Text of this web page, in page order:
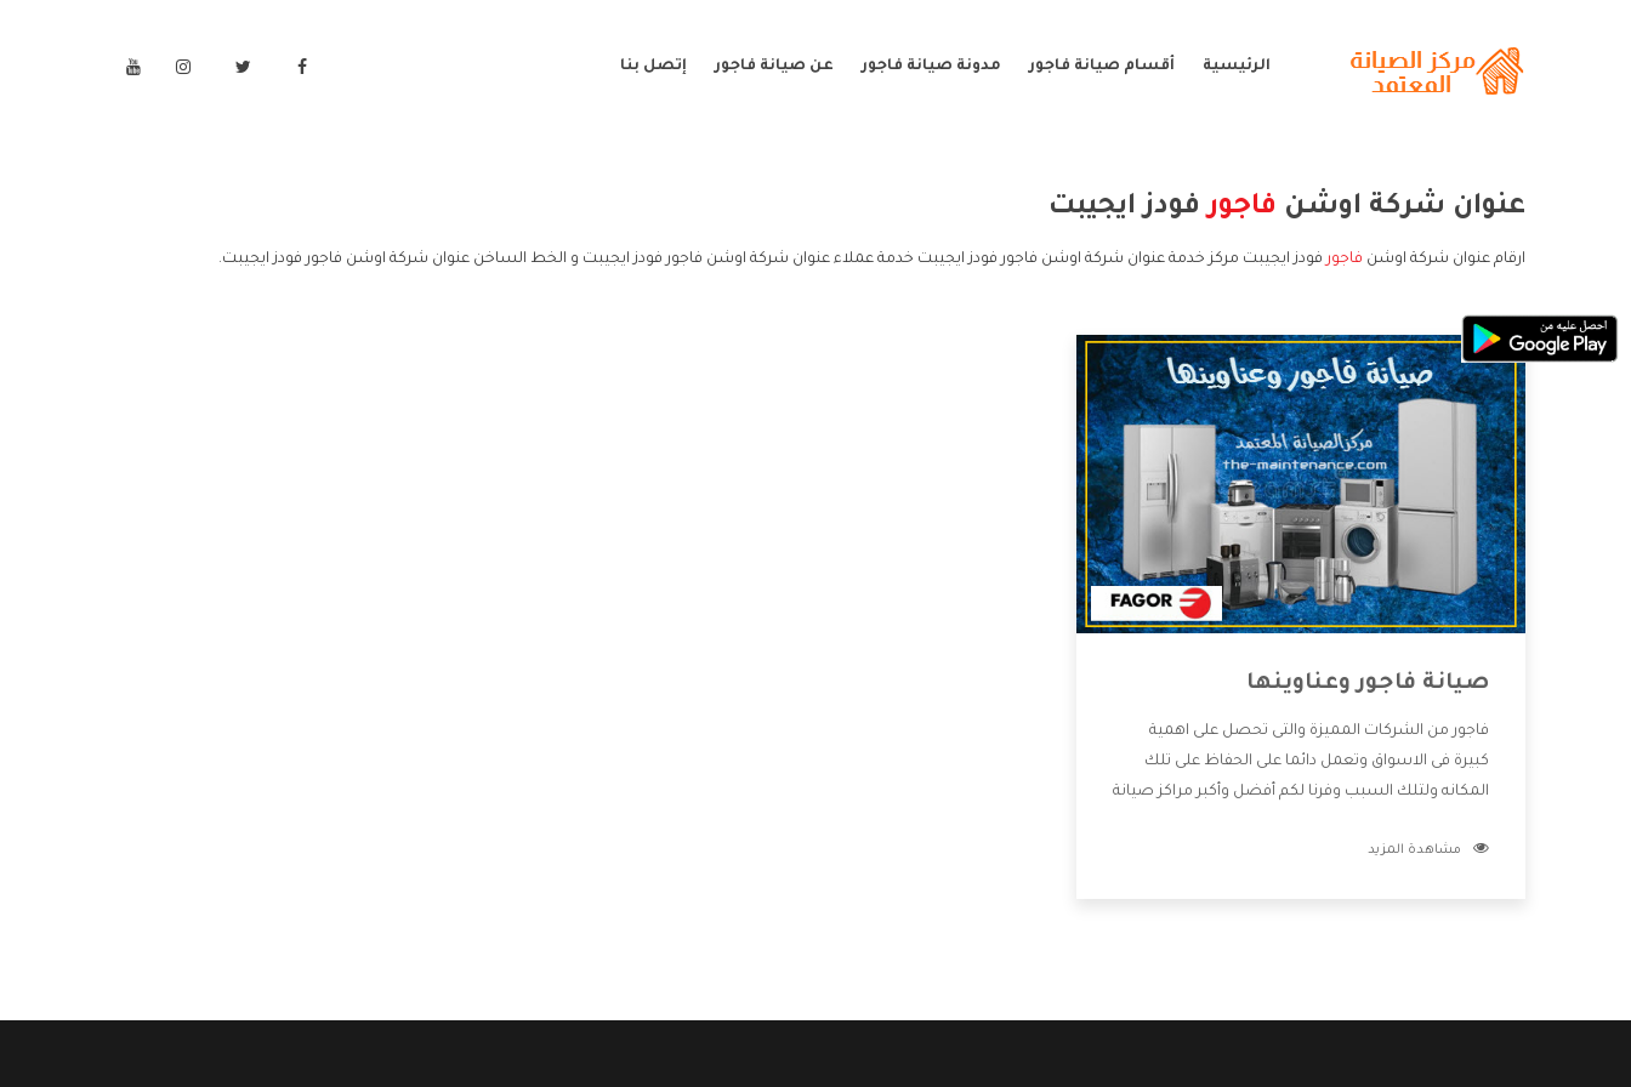
الرئيسية أقسام صيانة فاجور مدونة صيانة فاجور عن صيانة فاجور إتصل بنا
عنوان شركة اوشن فاجورفودز ايجيبت
ارقام عنوان شركة اوشن فاجور فودز ايجيبت مركز خدمة عنوان شركة اوشن فاجور فودز ايجيبت خدمة عملاء عنوان شركة اوشن فاجور فودز ايجيبت و الخط الساخن عنوان شركة اوشن فاجور فودز ايجيبت.
صيانة فاجور وعناوينها
فاجور من الشركات المميزة والتى تحصل على اهمية
كبيرة فى الاسواق وتعمل دائما على الحفاظ على تلك
المكانه ولتلك السبب وفرنا لكم أفضل وأكبر مراكز صيانة
ويستطيع القيام بتصليح جميع المنتجات دون اى ازعاج
مشاهدة المزيد